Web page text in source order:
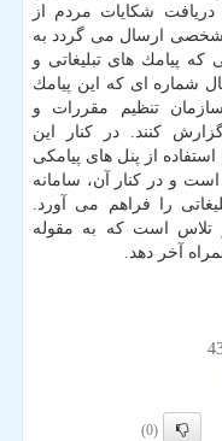
شكایات مردم از
شخصی ارسال می گردد به
پیامك های تبلیغاتی و
شماره ای كه این پیامك
آنها ارسال شده به سامانه ۱۹۵ سازمان تنظیم مقررات و
كنند. در كنار این
استفاده از پنل های پیامكی
و در كنار آن، سامانه
را فراهم می آورد.
تلاس است كه به مقوله
آخر دهد.
(0)